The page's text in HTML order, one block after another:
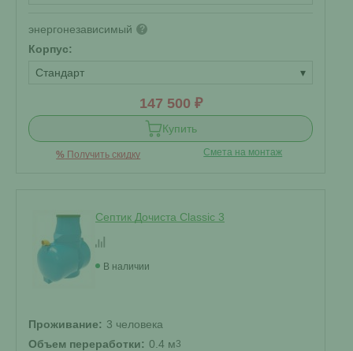
энергонезависимый ?
Корпус:
Стандарт
▾
147 500 ₽
Купить
% Получить скидку Смета на монтаж
Септик Дочиста Classic 3
В наличии
Проживание: 3 человека
Объем переработки: 0.4 м3